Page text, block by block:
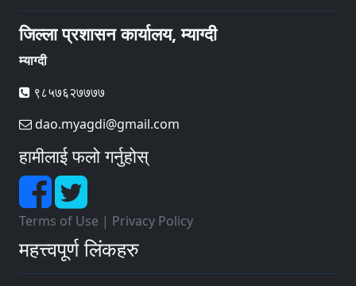
जिल्ला प्रशासन कार्यालय, म्याग्दी
म्याग्दी
९८५७६२७७७७
dao.myagdi@gmail.com
हामीलाई फलो गर्नुहोस्
Terms of Use | Privacy Policy
महत्त्वपूर्ण लिंकहरु